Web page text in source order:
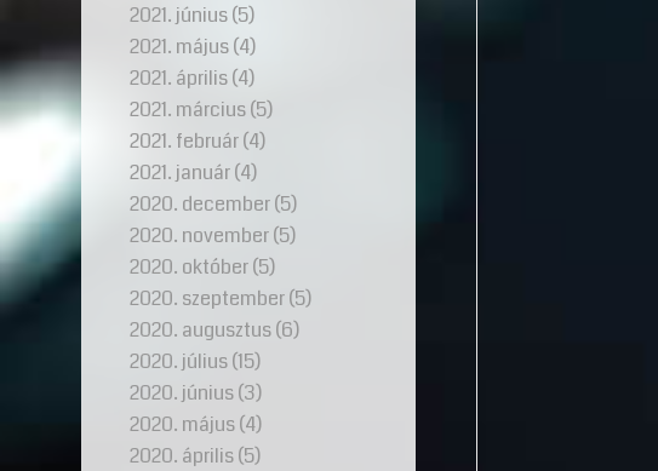
2021. június(5)
2021. május(4)
2021. április(4)
2021. március(5)
2021. február(4)
2021. január(4)
2020. december(5)
2020. november(5)
2020. október(5)
2020. szeptember(5)
2020. augusztus(6)
2020. július(15)
2020. június(3)
2020. május(4)
2020. április(5)